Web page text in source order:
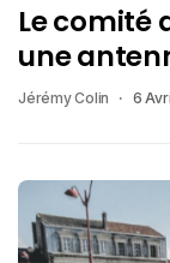
Le comité
une
Jérémy Colin 6